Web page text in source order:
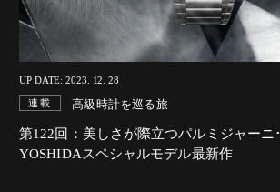
UP DATE: 2023. 12. 28
連載 高級時計を巡る旅
第122回：美しさが際立つパルミジャーニ
YOSHIDAスペシャルモデル最新作